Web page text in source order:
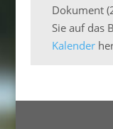
Dokument
Sie auf das
Kalender